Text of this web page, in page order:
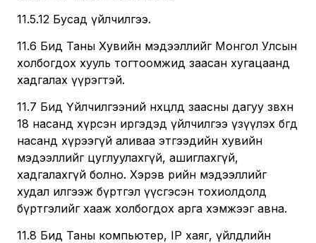
11.5.12 Бусад үйлчилгээ.
11.6 Бид Таны Хувийн мэдээллийг Монгол Улсын
холбогдох хууль тогтоомжид заасан хугацаанд
хадгалах үүрэгтэй.
11.7 Бид Үйлчилгээний нөхцөлд заасны дагуу зөвхөн
18 насанд хүрсэн иргэдэд үйлчилгээ үзүүлэх бөгөөд
насанд хүрээгүй аливаа этгээдийн хувийн
мэдээллийг цуглуулахгүй, ашиглахгүй,
хадгалахгүй болно. Хэрэв өөрийн мэдээллийг
худал илгээж бүртгэл үүсгэсэн тохиолдолд
бүртгэлийг хааж холбогдох арга хэмжээг авна.
11.8 Бид Таны компьютер, IP хаяг, үйлдлийн